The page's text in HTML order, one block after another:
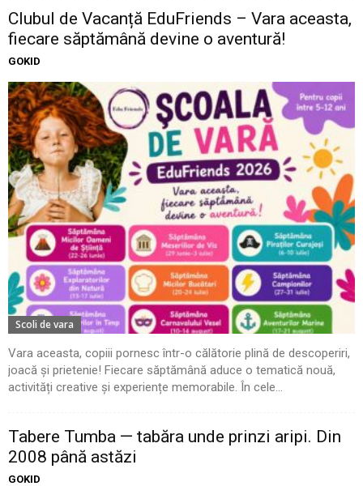
Clubul de Vacanță EduFriends – Vara aceasta,
fiecare săptămână devine o aventură!
GOKID
Scoli de vara
Vara aceasta, copiii pornesc într-o călătorie plină de descoperiri,
joacă și prietenie! Fiecare săptămână aduce o tematică nouă,
activități creative și experiențe memorabile. În cele...
Tabere Tumba — tabăra unde prinzi aripi. Din
2008 până astăzi
GOKID